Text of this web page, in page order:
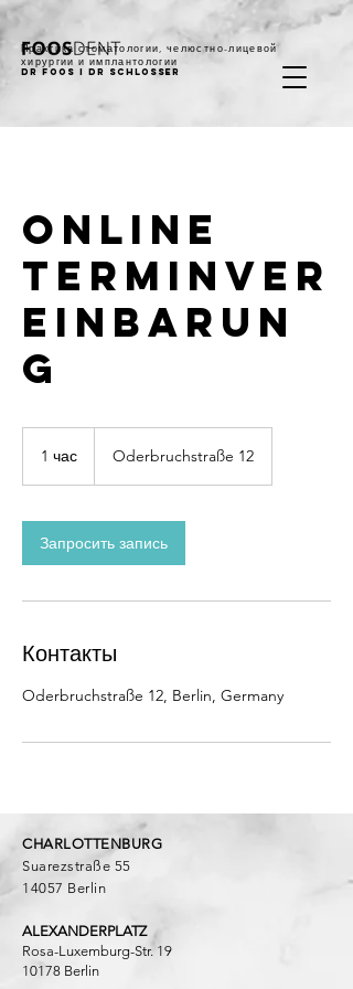
Практика стоматологии, челюстно-лицевой
хирургии и имплантологии
DR Foos I DR Schlosser
Online
Terminver
einbarun
g
1 час Oderbruchstraße 12
Запросить запись
Контакты
Oderbruchstraße 12, Berlin, Germany
CHARLOTTENBURG
Suarezstraße 55
14057 Berlin
ALEXANDERPLATZ
Rosa-Luxemburg-Str. 19
10178 Berlin